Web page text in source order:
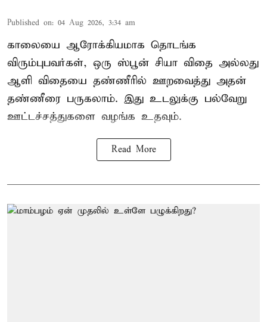
Published on: 04 Aug 2026, 3:34 am
காலையை ஆரோக்கியமாக தொடங்க
விரும்புபவர்கள், ஒரு ஸ்பூன் சியா விதை அல்லது
ஆளி விதையை தண்ணீரில் ஊறவைத்து அதன்
தண்ணீரை பருகலாம். இது உடலுக்கு பல்வேறு
ஊட்டச்சத்துகளை வழங்க உதவும்.
Read More